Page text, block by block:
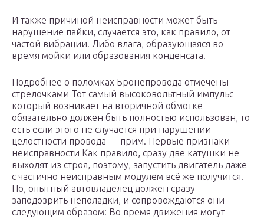
И также причиной неисправности может быть
нарушение пайки, случается это, как правило, от
частой вибрации. Либо влага, образующаяся во
время мойки или образования конденсата.
Подробнее о поломках Бронепровода отмечены
стрелочками Тот самый высоковольтный импульс
который возникает на вторичной обмотке
обязательно должен быть полностью использован, то
есть если этого не случается при нарушении
целостности провода — прим. Первые признаки
неисправности Как правило, сразу две катушки не
выходят из строя, поэтому, запустить двигатель даже
с частично неисправным модулем всё же получится.
Но, опытный автовладелец должен сразу
заподозрить неполадки, и сопровождаются они
следующим образом: Во время движения могут